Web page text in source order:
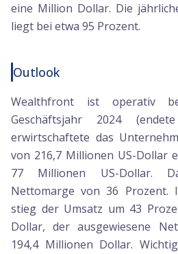
eine Million Dollar. Die
liegt bei etwa 95 Prozent.
Outlook
Wealthfront ist operativ
Geschäftsjahr 2024
erwirtschaftete das
von 216,7 Millionen US-Dollar
77 Millionen US-Dollar.
Nettomarge von 36 Prozent.
stieg der Umsatz um 43
Dollar, der ausgewiesene
194,4 Millionen Dollar.